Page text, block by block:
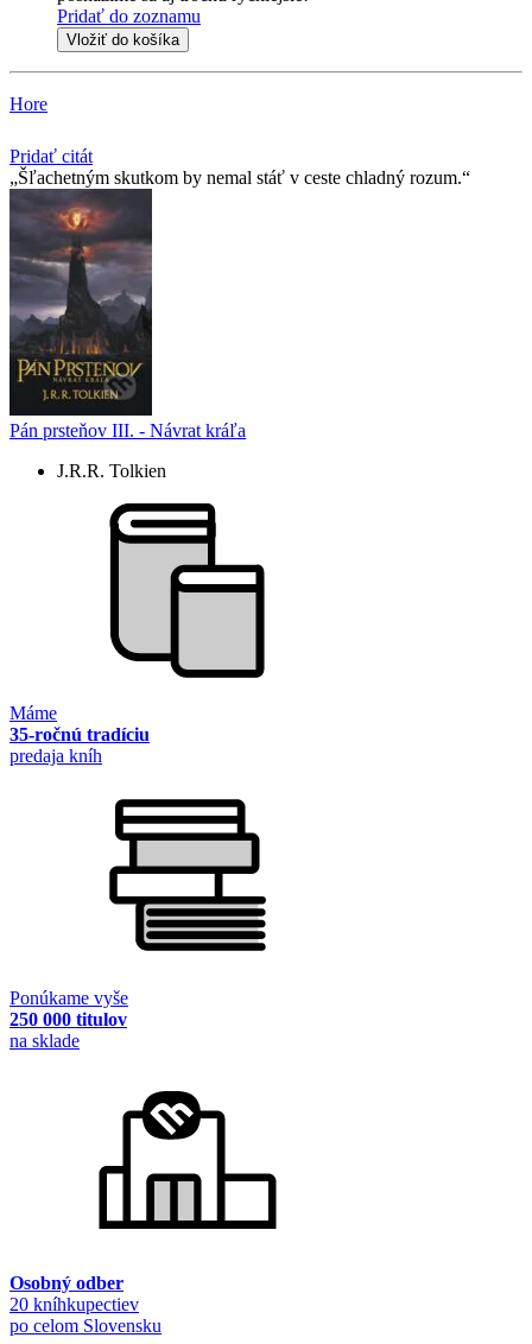
Pridať do zoznamu
Vložiť do košíka
Hore
Pridať citát
Šľachetným skutkom by nemal stáť v ceste chladný rozum.
Pán prsteňov III. - Návrat kráľa
J.R.R. Tolkien
Máme
35-ročnú tradíciu
predaja kníh
Ponúkame vyše
250 000 titulov
na sklade
Osobný odber
20 kníhkupectiev
po celom Slovensku